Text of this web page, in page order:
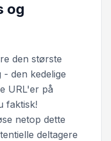
og
den største
den kedelige
URL'er på
faktisk!
netop dette
deltagere